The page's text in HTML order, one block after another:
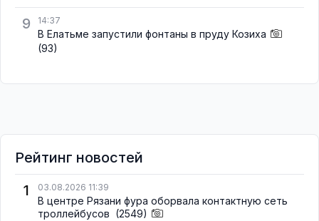
9 14:37
В Елатьме запустили фонтаны в пруду Козиха
(93)
Рейтинг новостей
1
03.08.2026 11:39
В центре Рязани фура оборвала контактную сеть
троллейбусов (2549)